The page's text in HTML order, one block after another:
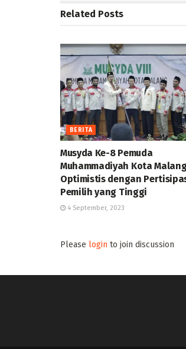
Related Posts
BERITA
Musyda Ke-8 Pemuda
Muhammadiyah Kota
Optimistis dengan
Pemilih yang Tinggi
4 September, 2023
Please login to join discussion